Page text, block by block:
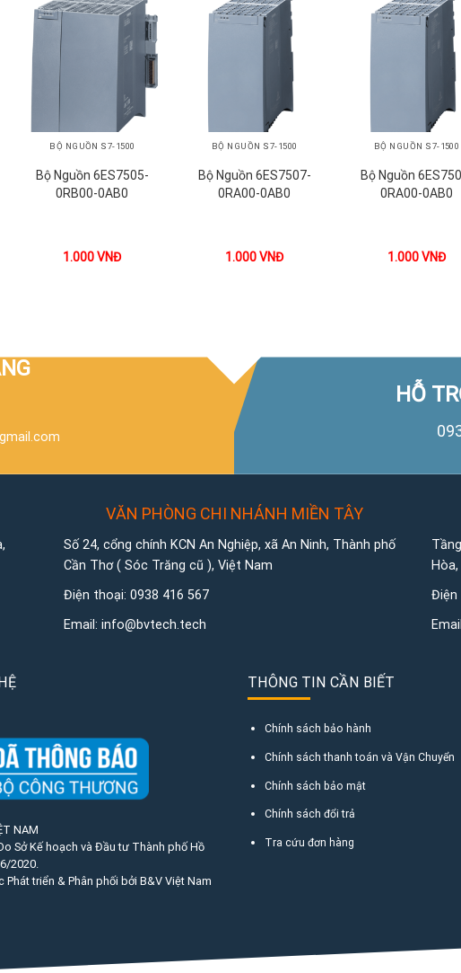
BỘ NGUỒN S7-1500
Bộ Nguồn 6ES7505-
0RB00-0AB0
1.000VNĐ
BỘ NGUỒN S7-1500
Bộ Nguồn 6ES7507-
0RA00-0AB0
1.000VNĐ
BỘ NGUỒN S7-1500
Bộ Nguồn
0RA00-0AB0
1.000VNĐ
HỖ
VĂN PHÒNG CHI NHÁNH MIỀN TÂY
Số 24, cổng chính KCN An Nghiệp, xã An Ninh, Thành phố
Cần Thơ ( Sóc Trăng cũ ), Việt Nam
Điện thoại: 0938 416 567
Email: info@bvtech.tech
Điện
NAM
Sở Kế hoạch và Đầu tư Thành phố Hồ
2020.
triển & Phân phối bởi B&V Việt Nam
THÔNG TIN CẦN BIẾT
Chính sách bảo hành
Chính sách thanh toán và Vận Chuyển
Chính sách bảo mật
Chính sách đổi trả
Tra cứu đơn hàng